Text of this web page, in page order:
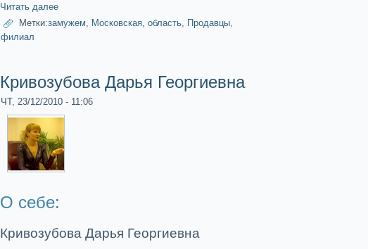
Читать далее
Метки:замужем, Московскaя, область, Продавцы,
филиал
Кривозубова Дарья Георгиевна
ЧТ, 23/12/2010 - 11:06
О себе:
Кривозубова Дарья Георгиевна